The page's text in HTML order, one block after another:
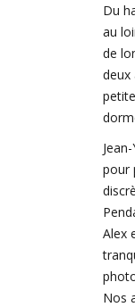
Du
au
de
deux
pour
Alex
Nos